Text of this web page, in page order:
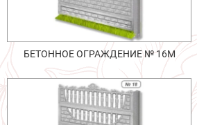
БЕТОННОЕ ОГРАЖДЕНИЕ № 16М